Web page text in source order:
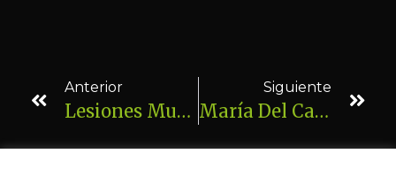
Anterior
Lesiones Musculares Continuas. No Podía Ni Correr 5km Y Termina Haciendo Maratón.
Siguiente
María Del Carmen Palacio Olmedo. Ciática